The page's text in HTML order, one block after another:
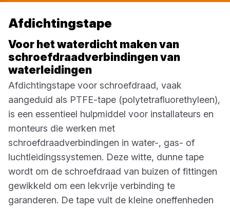
Afdichtingstape
Voor het waterdicht maken van
schroefdraadverbindingen van
waterleidingen
Afdichtingstape voor schroefdraad, vaak
aangeduid als PTFE-tape (polytetrafluorethyleen),
is een essentieel hulpmiddel voor installateurs en
monteurs die werken met
schroefdraadverbindingen in water-, gas- of
luchtleidingssystemen. Deze witte, dunne tape
wordt om de schroefdraad van buizen of fittingen
gewikkeld om een lekvrije verbinding te
garanderen. De tape vult de kleine oneffenheden